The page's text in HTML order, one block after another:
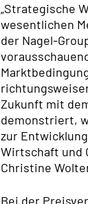
„Strategische
wesentlichen
der Nagel-
Zukunft mit
demonstriert,
zur
Wirtschaft und
Christine
Bei der